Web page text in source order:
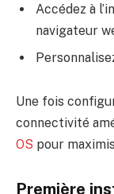
Accédez à
navigateur
Une fois
connectivité
OS pour
Première